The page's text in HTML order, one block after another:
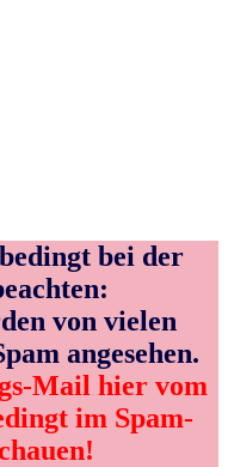
bei der
von vielen
angesehen.
Mail hier vom
im Spam-